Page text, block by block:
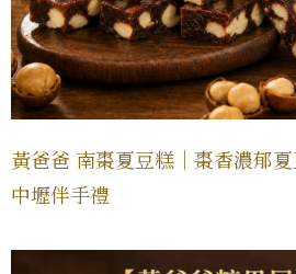
黃爸爸 南棗夏豆糕｜棗香濃郁
中壢伴手禮